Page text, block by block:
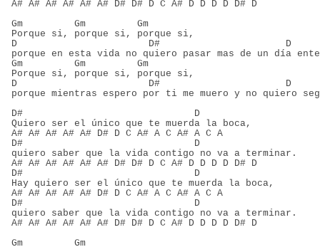
A# A# A# A# A# A# D# D# D C A# D D D D D# D
Gm         Gm         Gm
Porque si, porque si, porque si,
D                       D#                      D
porque en esta vida no quiero pasar mas de un día
Gm         Gm         Gm
Porque si, porque si, porque si,
D                       D#                      D
porque mientras espero por ti me muero y no quiero
D#                              D
Quiero ser el único que te muerda la boca,
A# A# A# A# A# D# D C A# A C A# A C A
D#                              D
quiero saber que la vida contigo no va a terminar.
A# A# A# A# A# A# D# D# D C A# D D D D D# D
D#                              D
Hay quiero ser el único que te muerda la boca,
A# A# A# A# A# D# D C A# A C A# A C A
D#                              D
quiero saber que la vida contigo no va a terminar.
A# A# A# A# A# A# D# D# D C A# D D D D D# D
Gm         Gm